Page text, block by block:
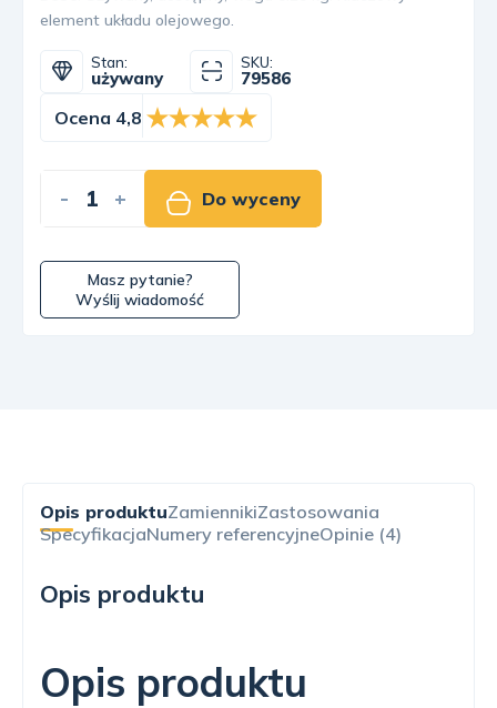
element układu olejowego.
Stan:
używany
SKU:
79586
Ocena 4,8
- + Do wyceny
Masz pytanie?
Wyślij wiadomość
Opis produktuZamiennikiZastosowania
SpecyfikacjaNumery referencyjneOpinie (4)
Opis produktu
Opis produktu